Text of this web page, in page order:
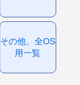
その他、全OS
用一覧